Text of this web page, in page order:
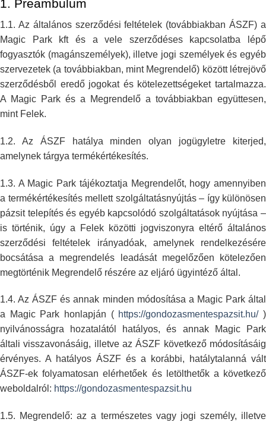
1. Preambulum
1.1. Az általános szerződési feltételek (továbbiakban ÁSZF) a
Magic Parkkft és a vele szerződéses kapcsolatba lépő
fogyasztók (magánszemélyek), illetve jogi személyek és egyéb
szervezetek (a továbbiakban, mintMegrendelő) között létrejövő
szerződésből eredő jogokat éskötelezettségeket tartalmazza.
A Magic Park és a Megrendelő a továbbiakban együttesen,
mint Felek.
1.2. Az ÁSZF hatálya minden olyan jogügyletre kiterjed,
amelynek tárgya termékértékesítés.
1.3. A Magic Park tájékoztatja Megrendelőt, hogy amennyiben
a termékértékesítés mellett szolgáltatásnyújtás – így különösen
pázsittelepítés és egyéb kapcsolódó szolgáltatások nyújtása –
is történik, úgy a Felek közötti jogviszonyra eltérő általános
szerződési feltételek irányadóak, amelynek rendelkezésére
bocsátása a megrendelés leadásátmegelőzően kötelezően
megtörténik Megrendelő részére az eljáró ügyintéző által.
1.4. Az ÁSZF és annak minden módosítása a Magic Park által
a Magic Park honlapján (https://gondozasmentespazsit.hu/ )
nyilvánosságra hozatalától hatályos, és annak Magic Park
általi visszavonásáig, illetve az ÁSZF következő módosításáig
érvényes. A hatályos ÁSZF és a korábbi, hatálytalanná vált
ÁSZF-ek folyamatosan elérhetőek ésletölthetők a következő
weboldalról: https://gondozasmentespazsit.hu
1.5. Megrendelő: az a természetes vagy jogi személy, illetve